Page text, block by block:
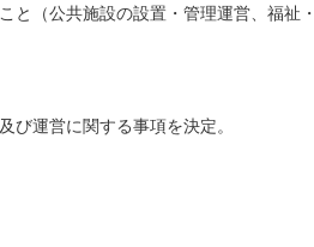
と（公共施設の設置・管理運営、福祉
び運営に関する事項を決定。